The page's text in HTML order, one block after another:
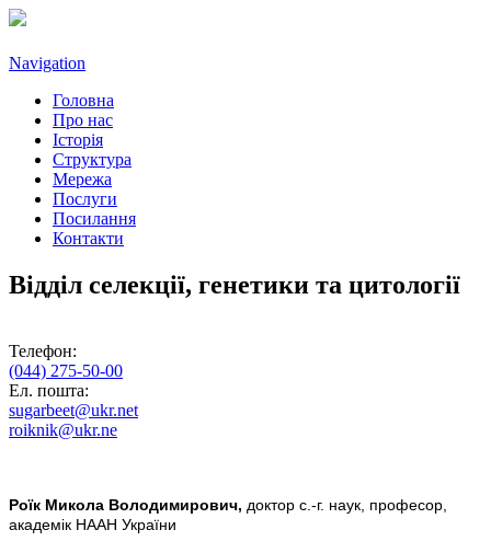
Navigation
Головна
Про нас
Історія
Структура
Мережа
Послуги
Посилання
Контакти
Відділ селекції, генетики та цитології
Телефон:
(044) 275-50-00
Ел. пошта:
sugarbeet@ukr.net
roiknik@ukr.ne
Роїк Микола Володимирович, доктор с.-г. наук, професор,
академік НААН України